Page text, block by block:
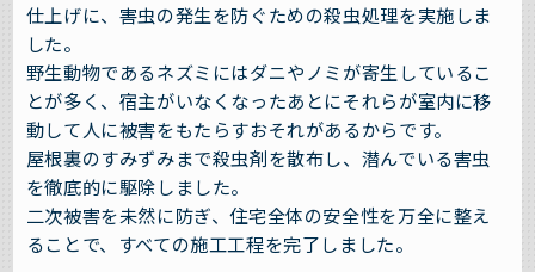
仕上げに、害虫の発生を防ぐための殺虫処理を実施しま
した。
野生動物であるネズミにはダニやノミが寄生しているこ
とが多く、宿主がいなくなったあとにそれらが室内に移
動して人に被害をもたらすおそれがあるからです。
屋根裏のすみずみまで殺虫剤を散布し、潜んでいる害虫
を徹底的に駆除しました。
二次被害を未然に防ぎ、住宅全体の安全性を万全に整え
ることで、すべての施工工程を完了しました。